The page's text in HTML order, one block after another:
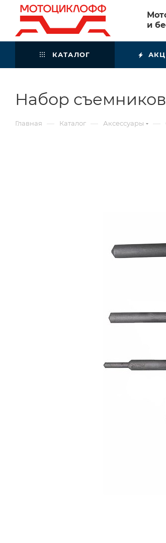
и
КАТАЛОГ
Набор
Главная — Каталог — Аксессуары —